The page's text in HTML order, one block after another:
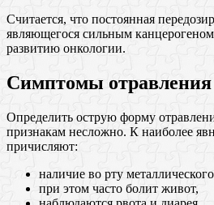
Считается, что постоянная
являющегося сильным
развитию онкологии.
Симптомы отравления
Определить острую форму
признакам несложно. К наиболее
причисляют:
наличие во рту
при этом часто болит живот,